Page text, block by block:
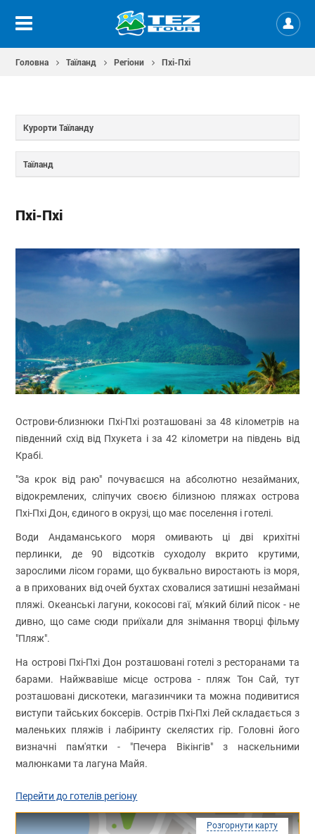
Головна Таїланд Регіони Пхі-Пхі
Курорти Таїланду
Таїланд
Пхі-Пхі
Острови-близнюки Пхі-Пхі розташовані за 48 кілометрів на
південний схід від Пхукета і за 42 кілометри на південь від
Крабі.
"За крок від раю" почуваєшся на абсолютно незайманих,
відокремлених, сліпучих своєю білизною пляжах острова
Пхі-Пхі Дон, єдиного в окрузі, що має поселення і готелі.
Води Андаманського моря омивають ці дві крихітні
перлинки, де 90 відсотків суходолу вкрито крутими,
зарослими лісом горами, що буквально виростають із моря,
а в прихованих від очей бухтах сховалися затишні незаймані
пляжі. Океанські лагуни, кокосові гаї, м'який білий пісок - не
дивно, що саме сюди приїхали для знімання творці фільму
"Пляж".
На острові Пхі-Пхі Дон розташовані готелі з ресторанами та
барами. Найжвавіше місце острова - пляж Тон Сай, тут
розташовані дискотеки, магазинчики та можна подивитися
виступи тайських боксерів. Острів Пхі-Пхі Лей складається з
маленьких пляжів і лабіринту скелястих гір. Головні його
визначні пам'ятки - "Печера Вікінгів" з наскельними
малюнками та лагуна Майя.
Перейти до готелів регіону
Розгорнути карту